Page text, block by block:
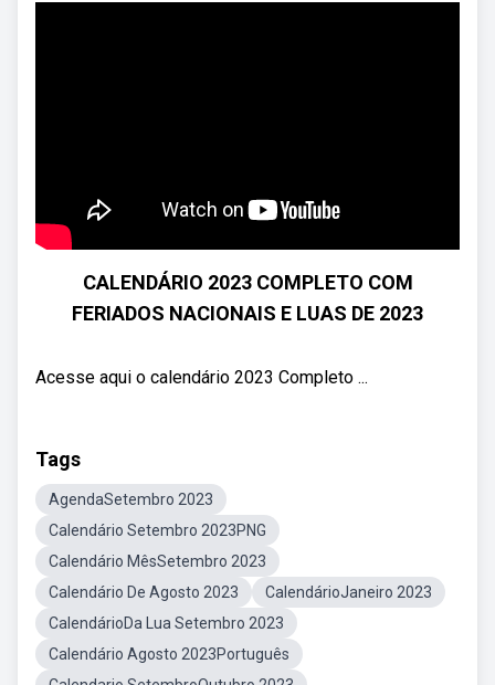
CALENDÁRIO 2023 COMPLETO COM
FERIADOS NACIONAIS E LUAS DE 2023
Acesse aqui o calendário 2023 Completo ...
Tags
AgendaSetembro 2023
Calendário Setembro 2023PNG
Calendário MêsSetembro 2023
Calendário De Agosto 2023
CalendárioJaneiro 2023
CalendárioDa Lua Setembro 2023
Calendário Agosto 2023Português